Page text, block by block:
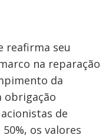
reafirma seu
na reparação
da
obrigação
de
os valores